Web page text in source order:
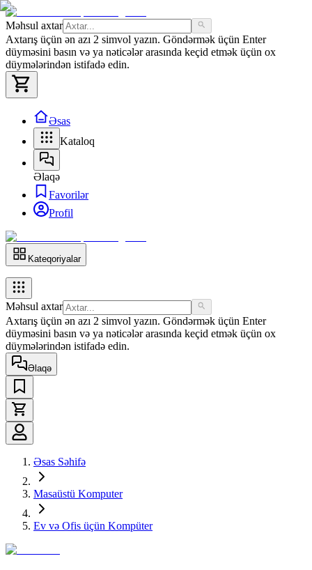
Məhsul axtar
Axtarış üçün ən azı 2 simvol yazın. Göndərmək üçün Enter
düyməsini basın və ya nəticələr arasında keçid etmək üçün ox
düymələrindən istifadə edin.
Əsas
Kataloq
Əlaqə
Favorilər
Profil
Kateqoriyalar
Məhsul axtar
Axtarış üçün ən azı 2 simvol yazın. Göndərmək üçün Enter
düyməsini basın və ya nəticələr arasında keçid etmək üçün ox
düymələrindən istifadə edin.
Əlaqə
Əsas Səhifə
Masaüstü Komputer
Ev və Ofis üçün Kompüter